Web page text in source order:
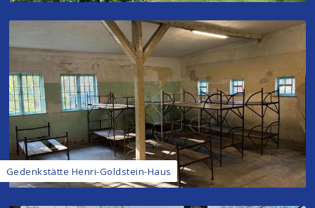
Gedenkstätte Henri-Goldstein-Haus